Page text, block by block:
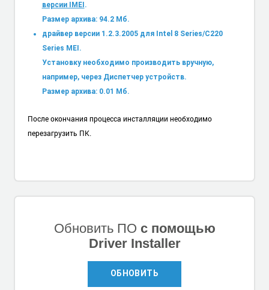
версии IMEI .
Размер архива: 94.2 Мб.
драйвер версии 1.2.3.2005 для Intel 8 Series/C220
Series MEI.
Установку необходимо производить вручную,
например, через Диспетчер устройств.
Размер архива: 0.01 Мб.
После окончания процесса инсталляции необходимо
перезагрузить ПК.
Обновить ПО с помощью
Driver Installer
ОБНОВИТЬ